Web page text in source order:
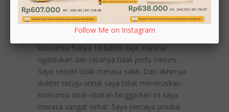
dengan pake korset yang membuat ribet.
Saya laporan dokter dari 120 tablet
parasetamol dan 120 diasepam yang saya
konsumsi hanya 10 tablet saja. Karena
ngantukan dan rasanya tidak perlu minum.
Saya sendiri tidak merasa sakit. Dan akhirnya
dokter setuju untuk saya tidak meneruskan
konsumsi obat-obatan hingga hari ini saya
merasa sangat sehat. Saya percaya produk
Follow Me on Instagram